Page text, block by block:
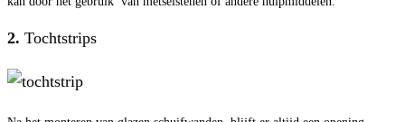
2. Tochtstrips